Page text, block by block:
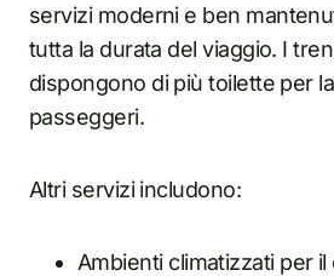
servizi moderni e ben
tutta la durata del viaggio. I
dispongono di più toilette per
passeggeri.
Altri servizi includono:
Ambienti climatizzati per